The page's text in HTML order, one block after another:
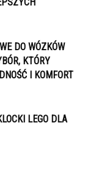
DO WÓZKÓW
KTÓRY
I KOMFORT
LEGO DLA